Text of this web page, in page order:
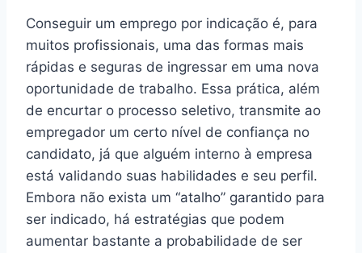
Conseguir um emprego por indicação é, para
muitos profissionais, uma das formas mais
rápidas e seguras de ingressar em uma nova
oportunidade de trabalho. Essa prática, além
de encurtar o processo seletivo, transmite ao
empregador um certo nível de confiança no
candidato, já que alguém interno à empresa
está validando suas habilidades e seu perfil.
Embora não exista um “atalho” garantido para
ser indicado, há estratégias que podem
aumentar bastante a probabilidade de ser